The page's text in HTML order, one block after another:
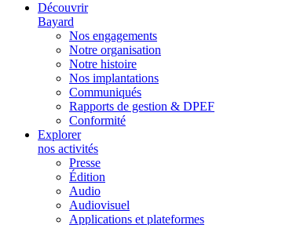
Découvrir
Bayard
Nos engagements
Notre organisation
Notre histoire
Nos implantations
Communiqués
Rapports de gestion & DPEF
Conformité
Explorer
nos activités
Presse
Édition
Audio
Audiovisuel
Applications et plateformes